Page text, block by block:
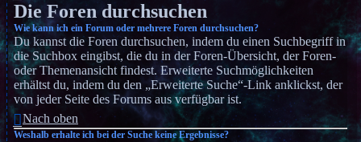
Die Foren durchsuchen
Wie kann ich ein Forum oder mehrere Foren durchsuchen?
Du kannst die Foren durchsuchen, indem du einen Suchbegriff in
die Suchbox eingibst, die du in der Foren-Übersicht, der Foren-
oder Themenansicht findest. Erweiterte Suchmöglichkeiten
erhältst du, indem du den „Erweiterte Suche“-Link anklickst, der
von jeder Seite des Forums aus verfügbar ist.
Nach oben
Weshalb erhalte ich bei der Suche keine Ergebnisse?